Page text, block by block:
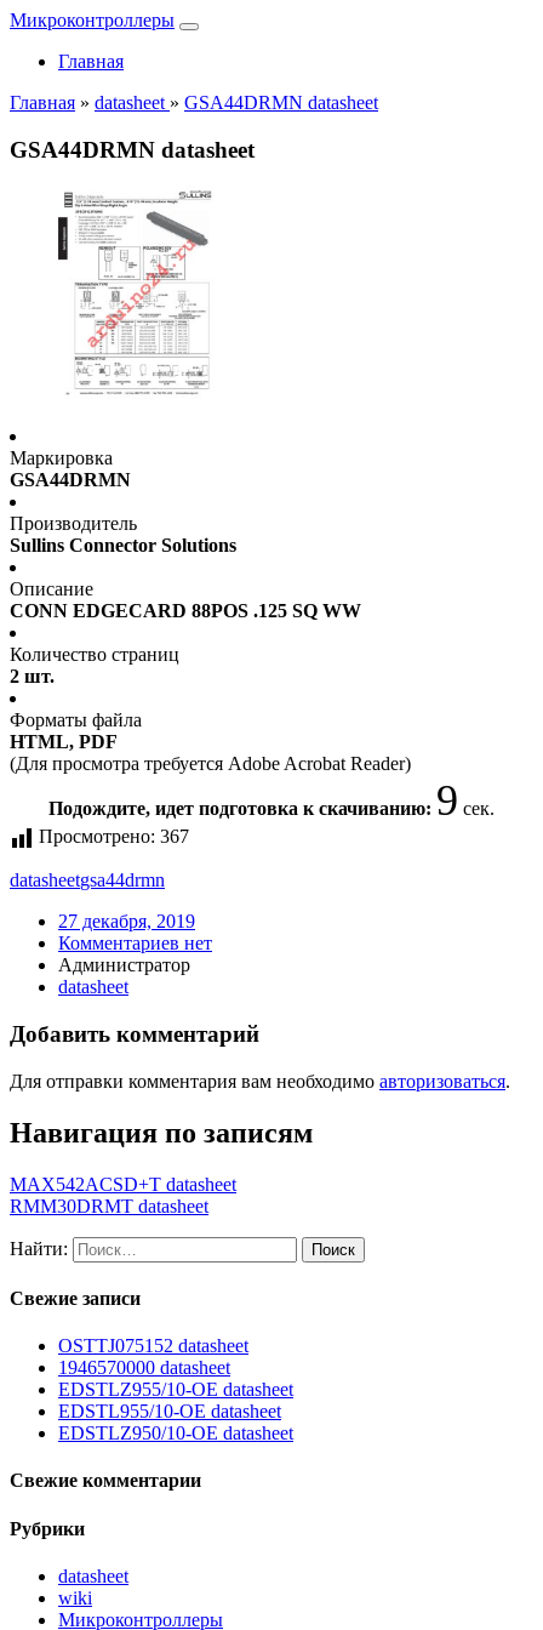
Микроконтроллеры
Главная
Главная » datasheet » GSA44DRMN datasheet
GSA44DRMN datasheet
Маркировка
GSA44DRMN
Производитель
Sullins Connector Solutions
Описание
CONN EDGECARD 88POS .125 SQ WW
Количество страниц
2 шт.
Форматы файла
HTML, PDF
(Для просмотра требуется Adobe Acrobat Reader)
Подождите, идет подготовка к скачиванию: 9 сек.
Просмотрено: 367
datasheetgsa44drmn
27 декабря, 2019
Комментариев нет
Администратор
datasheet
Добавить комментарий
Для отправки комментария вам необходимо авторизоваться.
Навигация по записям
MAX542ACSD+T datasheet
RMM30DRMT datasheet
Найти:
Свежие записи
OSTTJ075152 datasheet
1946570000 datasheet
EDSTLZ955/10-OE datasheet
EDSTL955/10-OE datasheet
EDSTLZ950/10-OE datasheet
Свежие комментарии
Рубрики
datasheet
wiki
Микроконтроллеры